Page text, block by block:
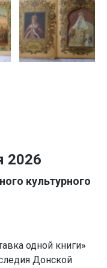
2026
культурного
одной книги»
Донской